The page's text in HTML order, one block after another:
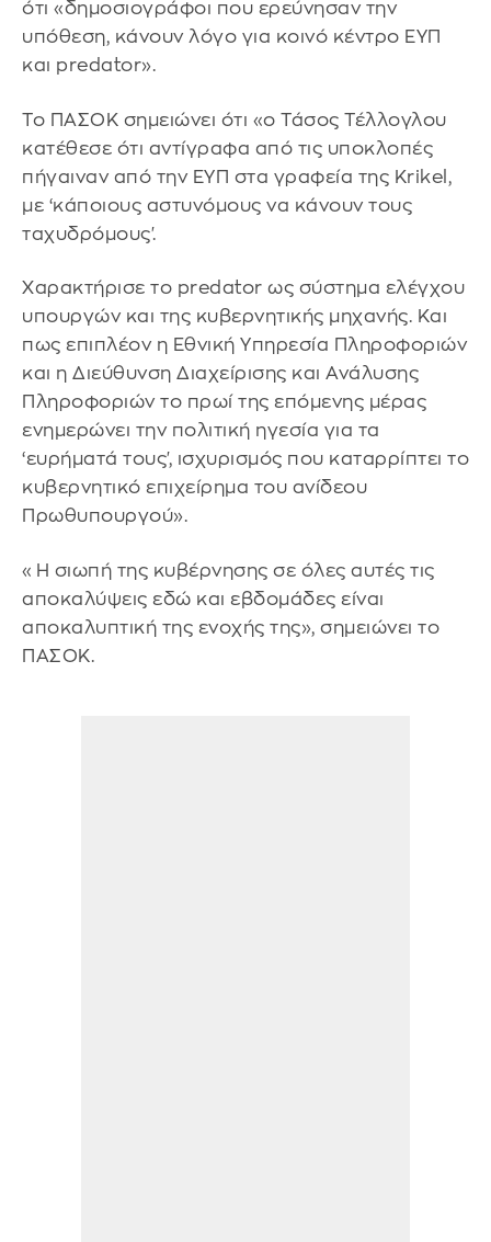
ότι «δημοσιογράφοι που ερεύνησαν την
υπόθεση, κάνουν λόγο για κοινό κέντρο ΕΥΠ
και predator».
Το ΠΑΣΟΚ σημειώνει ότι «ο Τάσος Τέλλογλου
κατέθεσε ότι αντίγραφα από τις υποκλοπές
πήγαιναν από την ΕΥΠ στα γραφεία της Krikel,
με ‘κάποιους αστυνόμους να κάνουν τους
ταχυδρόμους'.
Χαρακτήρισε το predator ως σύστημα ελέγχου
υπουργών και της κυβερνητικής μηχανής. Και
πως επιπλέον η Εθνική Υπηρεσία Πληροφοριών
και η Διεύθυνση Διαχείρισης και Ανάλυσης
Πληροφοριών το πρωί της επόμενης μέρας
ενημερώνει την πολιτική ηγεσία για τα
‘ευρήματά τους', ισχυρισμός που καταρρίπτει το
κυβερνητικό επιχείρημα του ανίδεου
Πρωθυπουργού».
«Η σιωπή της κυβέρνησης σε όλες αυτές τις
αποκαλύψεις εδώ και εβδομάδες είναι
αποκαλυπτική της ενοχής της», σημειώνει το
ΠΑΣΟΚ.